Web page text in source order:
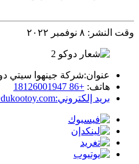
وقت النشر: ٨ نوفمبر ٢٠٢٢
عنوان:شركة جينهوا سيتي
هاتف: +86 18126001947
بريد إلكتروني: